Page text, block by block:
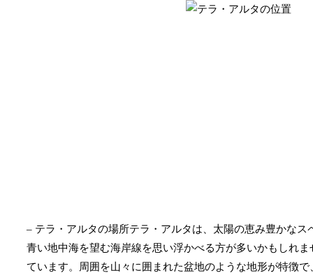
– テラ・アルタの場所テラ・アルタは、太陽の恵み豊かな
青い地中海を望む海岸線を思い浮かべる方が多いかもしれ
ています。周囲を山々に囲まれた盆地のような地形が特徴